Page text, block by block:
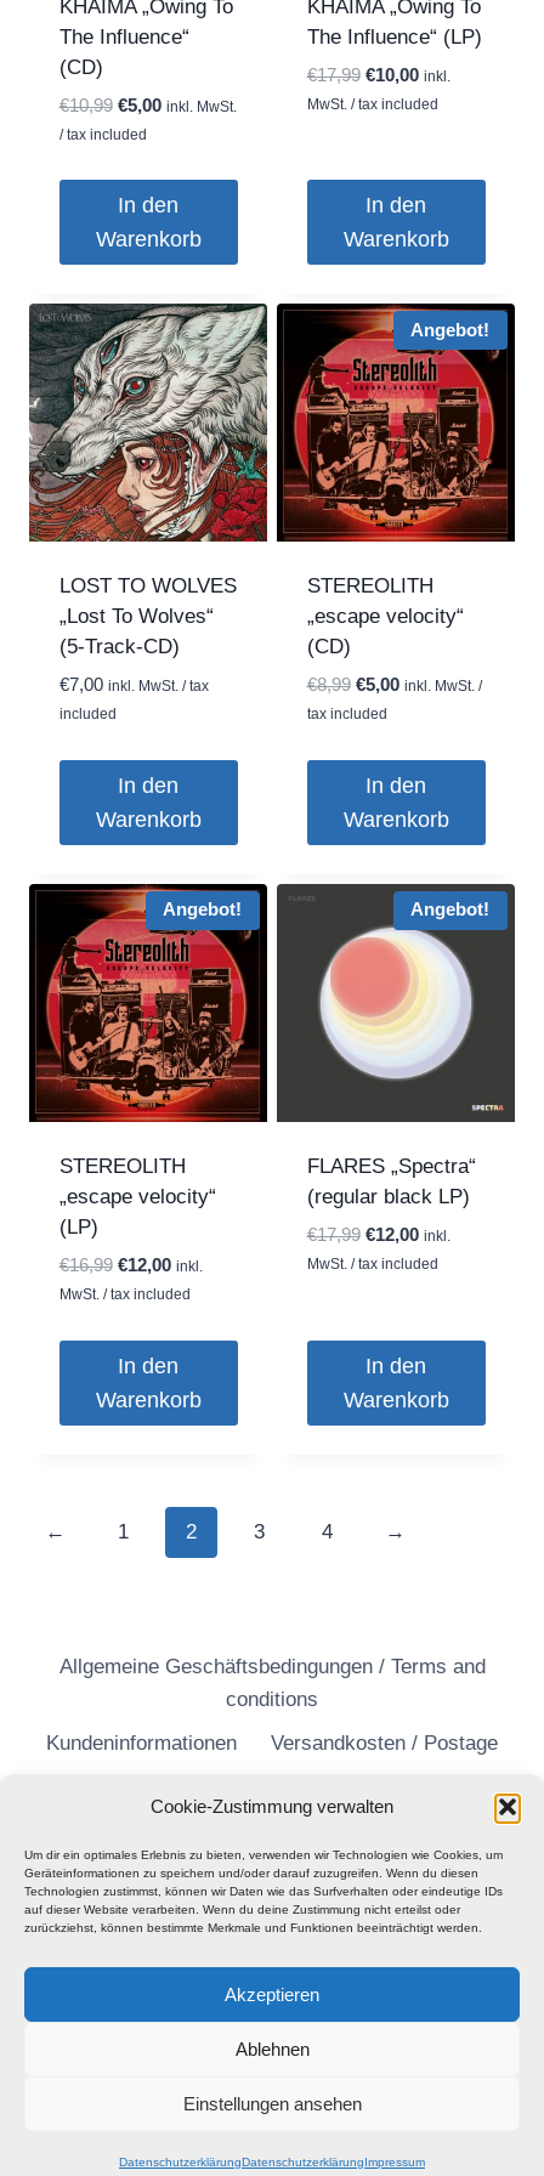
Cookie-Zustimmung verwalten
Um dir ein optimales Erlebnis zu bieten, verwenden wir Technologien wie Cookies, um
Geräteinformationen zu speichern und/oder darauf zuzugreifen. Wenn du diesen
Technologien zustimmst, können wir Daten wie das Surfverhalten oder eindeutige IDs
auf dieser Website verarbeiten. Wenn du deine Zustimmung nicht erteilst oder
zurückziehst, können bestimmte Merkmale und Funktionen beeinträchtigt werden.
Akzeptieren
Ablehnen
Einstellungen ansehen
DatenschutzerklärungDatenschutzerklärungImpressum
KHAIMA „Owing To
The Influence“
(CD)
€10,99 Ursprünglicher
Preis
€5,00Aktueller
inkl. MwSt.
/ tax included
In den
Warenkorb
KHAIMA „Owing To
The Influence“ (LP)
€17,99 Ursprünglicher
Preis
€10,00Aktueller
Preis
inkl.
MwSt. / tax included
In den
Warenkorb
LOST TO WOLVES
„Lost To Wolves“
(5-Track-CD)
€7,00 inkl. MwSt. / tax
included
In den
Warenkorb
Angebot!
STEREOLITH
„escape velocity“
(CD)
€8,99 Ursprünglicher
Preis
€5,00Aktueller
inkl. MwSt. /
tax included
In den
Warenkorb
Angebot!
STEREOLITH
„escape velocity“
(LP)
€16,99 Ursprünglicher
Preis
€12,00Aktueller
Preis
inkl.
MwSt. / tax included
In den
Warenkorb
Angebot!
FLARES „Spectra“
(regular black LP)
€17,99 Ursprünglicher
Preis
€12,00Aktueller
Preis
inkl.
MwSt. / tax included
In den
Warenkorb
← 1 2 3 4 →
Allgemeine Geschäftsbedingungen / Terms and
conditions
Kundeninformationen
Versandkosten / Postage
© 2026 Barhill Records